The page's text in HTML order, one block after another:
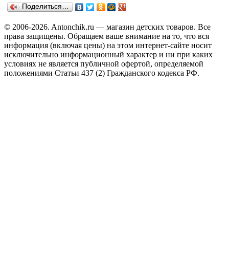
Поделиться…
© 2006-2026. Antonchik.ru — магазин детских товаров. Все
права защищены. Обращаем ваше внимание на то, что вся
информация (включая цены) на этом интернет-сайте носит
исключительно информационный характер и ни при каких
условиях не является публичной офертой, определяемой
положениями Статьи 437 (2) Гражданского кодекса РФ.